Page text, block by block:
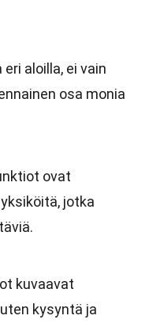
aloilla, ei vain
osa monia
ovat
jotka
kuvaavat
kysyntä ja